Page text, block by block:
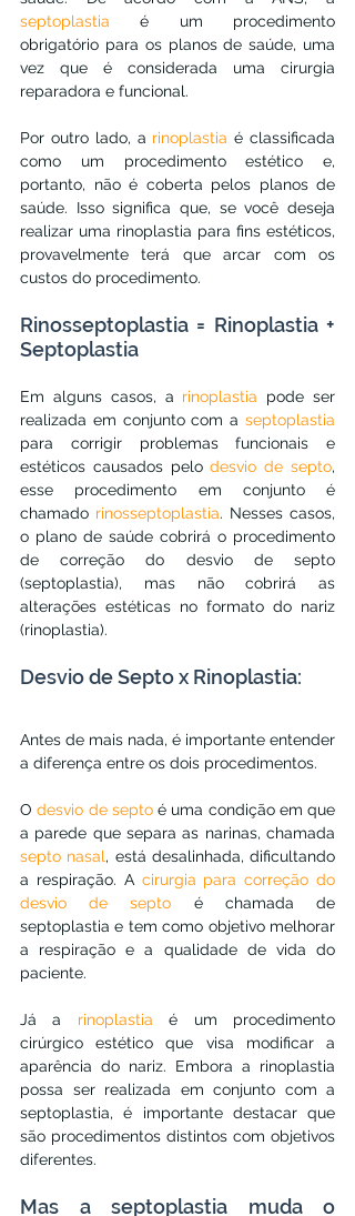
septoplastia é um procedimento
obrigatório para os planos de saúde, uma
vez que é considerada uma cirurgia
reparadora e funcional.
Por outro lado, a rinoplastia é classificada
como um procedimento estético e,
portanto, não é coberta pelos planos de
saúde. Isso significa que, se você deseja
realizar uma rinoplastia para fins estéticos,
provavelmente terá que arcar com os
custos do procedimento.
Rinosseptoplastia = Rinoplastia +
Septoplastia
Em alguns casos, a rinoplastia pode ser
realizada em conjunto com a septoplastia
para corrigir problemas funcionais e
estéticos causados pelo desvio de septo,
esse procedimento em conjunto é
chamado rinosseptoplastia. Nesses casos,
o plano de saúde cobrirá o procedimento
de correção do desvio de septo
(septoplastia), mas não cobrirá as
alterações estéticas no formato do nariz
(rinoplastia).
Desvio de Septo x Rinoplastia:
Antes de mais nada, é importante entender
a diferença entre os dois procedimentos.
O desvio de septo é uma condição em que
septo nasal, está desalinhada, dificultando
a respiração. A cirurgia para correção do
desvio de septo é chamada de
septoplastia e tem como objetivo melhorar
a respiração e a qualidade de vida do
paciente.
Já a rinoplastia é um procedimento
cirúrgico estético que visa modificar a
aparência do nariz. Embora a rinoplastia
possa ser realizada em conjunto com a
septoplastia, é importante destacar que
são procedimentos distintos com objetivos
diferentes.
Mas a septoplastia muda o